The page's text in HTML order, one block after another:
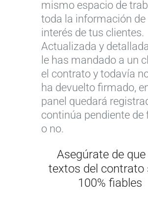
mismo espacio de
toda la información de
interés de tus clientes.
Actualizada y
le has mandado a un
el contrato y todavía
ha devuelto firmado,
panel quedará
continúa pendiente de
o no.
Asegúrate de que
textos del contrato
100% fiables